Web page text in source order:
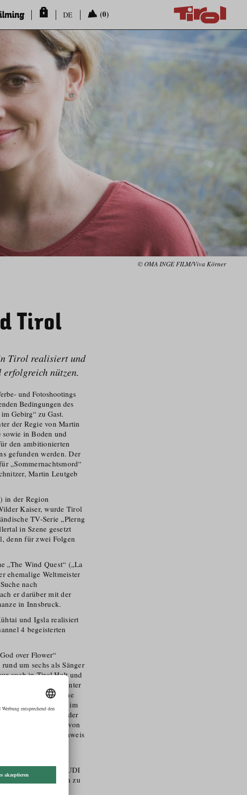
DE (0)
© OMA INGE FILM/Viva Körner
Tirol
Tirol realisiert und
nützen.
und Fotoshootings
Bedingungen des
Gebirg“ zu Gast.
der Regie von Martin
in Boden und
den ambitionierten
gefunden werden. Der
„Sommernachtsmord“
Martin Leutgeb
in der Region
Kaiser, wurde Tirol
TV-Serie „Plerng
in Szene gesetzt
denn für zwei Folgen
„The Wind Quest“ („La
ehemalige Weltmeister
nach
er darüber mit der
in Innsbruck.
und Igsla realisiert
4 begeisterten
over Flower“
um sechs als Sänger
auch in Tirol Halt und
Geschick unter
die Teilnahme Cine
Tirol erstmals im
begrüßte der
Erreichbarkeit von
sowie der Hinweis
gefestigt:
Vredestein und AUDI
in Szene setzen zu